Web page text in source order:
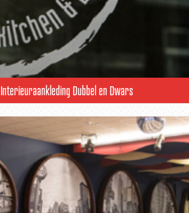
Interieuraankleding Dubbel en Dwars